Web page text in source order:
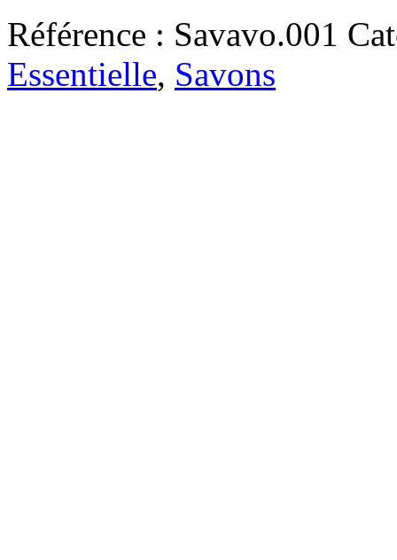
Référence : Savavo.001
Essentielle, Savons